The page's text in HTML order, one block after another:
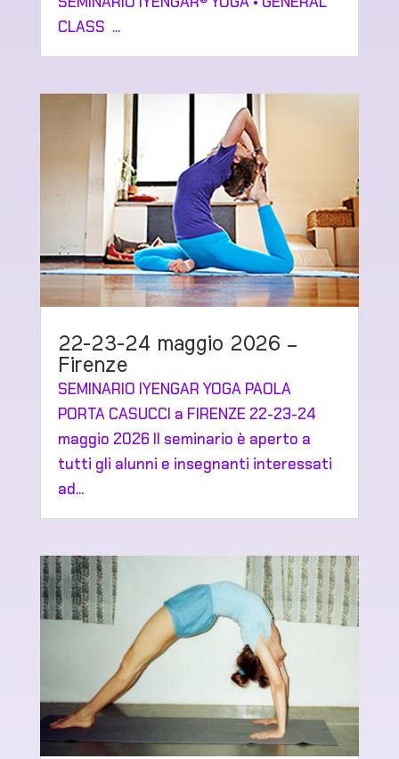
CLASS ...
22-23-24 maggio 2026 –
Firenze
SEMINARIO IYENGAR YOGA PAOLA
PORTA CASUCCI a FIRENZE 22-23-24
maggio 2026 Il seminario è aperto a
tutti gli alunni e insegnanti interessati
ad...